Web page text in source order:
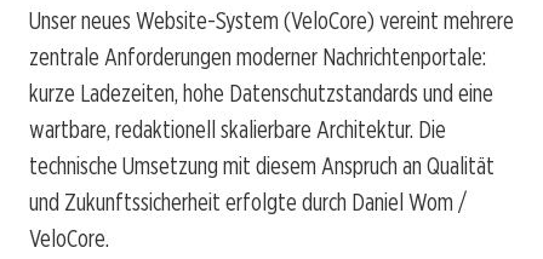
Unser neues Website-System (VeloCore) vereint mehrere
zentrale Anforderungen moderner Nachrichtenportale:
kurze Ladezeiten, hohe Datenschutzstandards und eine
wartbare, redaktionell skalierbare Architektur. Die
technische Umsetzung mit diesem Anspruch an Qualität
und Zukunftssicherheit erfolgte durch Daniel Wom /
VeloCore.